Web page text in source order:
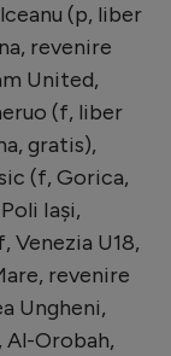
(p, liber
revenire
United,
(f, liber
gratis),
(f, Gorica,
Iași,
Venezia U18,
revenire
Ungheni,
Al-Orobah,